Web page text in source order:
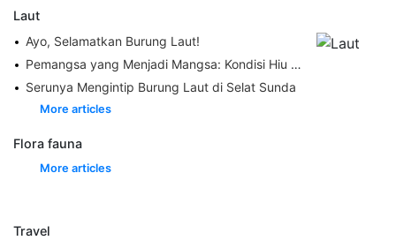
Laut
Ayo, Selamatkan Burung Laut!
Pemangsa yang Menjadi Mangsa: Kondisi Hiu dan Pari di Perairan Indo-Pasifik
Serunya Mengintip Burung Laut di Selat Sunda
More articles
Flora fauna
More articles
Travel